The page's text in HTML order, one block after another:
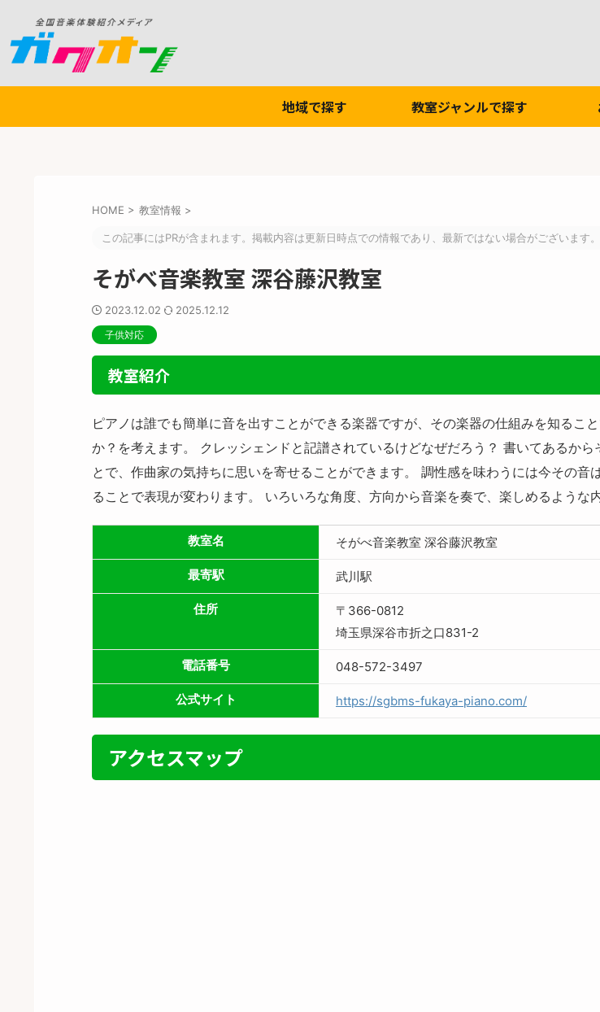
地域で探す 教室ジャンルで探す
HOME > 教室情報 >
この記事にはPRが含まれます。掲載内容は更新日時点での情報であり、最新ではない場合がございます。
そがべ音楽教室 深谷藤沢教室
2023.12.02 2025.12.12
子供対応
教室紹介
ピアノは誰でも簡単に音を出すことができる楽器ですが、その楽器の仕組みを知るこ
か？を考えます。 クレッシェンドと記譜されているけどなぜだろう？ 書いてあるか
とで、作曲家の気持ちに思いを寄せることができます。 調性感を味わうには今その
ることで表現が変わります。 いろいろな角度、方向から音楽を奏で、楽しめるような
教室名 そがべ音楽教室 深谷藤沢教室
最寄駅 武川駅
住所
〒366-0812
埼玉県深谷市折之口831-2
電話番号 048-572-3497
公式サイト https://sgbms-fukaya-piano.com/
アクセスマップ